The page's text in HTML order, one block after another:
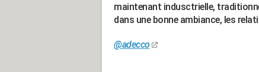
maintenant indusctrielle,
dans une bonne ambiance, les
@adecco